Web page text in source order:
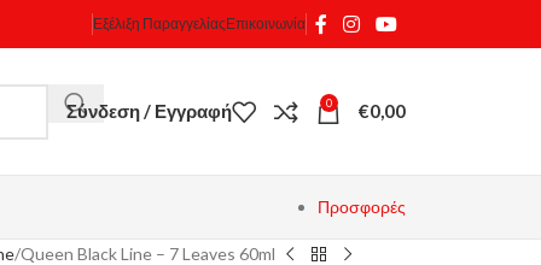
Εξέλιξη ΠαραγγελίαςΕπικοινωνία
Σύνδεση / Εγγραφή 0 €0,00
Προσφορές
Queen Black Line – 7 Leaves 60ml